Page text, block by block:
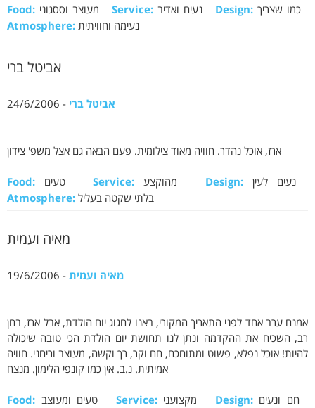
Food: Service: Design:
Atmosphere: נעימה וחוויתית
אביטל ברי
אביטל ברי - 24/6/2006
ארז, אוכל נהדר. חוויה מאוד צילומית. פעם הבאה גם אצל משפ' צידון
Food: טעיםService: Design: נעים לעין
Atmosphere: בלתי שקטה בעליל
מאיה ועמית
מאיה ועמית - 19/6/2006
אמנם ערב אחד לפני התאריך המקורי, באנו לחגוג יום הולדת, אבל ארז, בחן
רב, השכיח את ההקדמה ונתן לנו תחושת יום הולדת הכי טובה שיכולה
להיות! אוכל נפלא, פשוט ומתוחכם, חם וקר, רך וקשה, מעוצב וריחני. חוויה
אמיתית. נ.ב. אין כמו קונפי הלימון. מנצח
Food: Service: Design: